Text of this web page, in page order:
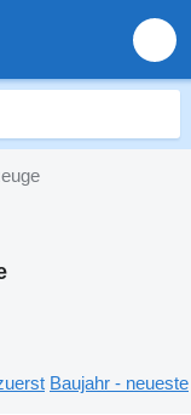
Baujahr - neueste